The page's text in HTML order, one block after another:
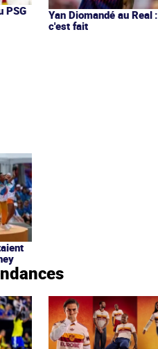
PSG
Yan Diomandé au Real :
c'est fait